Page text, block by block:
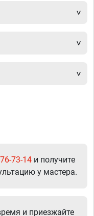
73-14 и получите
у мастера.
и приезжайте